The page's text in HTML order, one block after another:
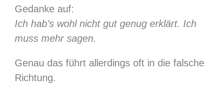
Gedanke auf:
Ich hab’s wohl nicht gut genug erklärt. Ich
muss mehr sagen.
Genau das führt allerdings oft in die falsche
Richtung.